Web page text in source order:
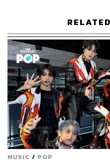
ABOUT
พิมพ์ คำ
นักเขียน
THE
MUSIC / POP